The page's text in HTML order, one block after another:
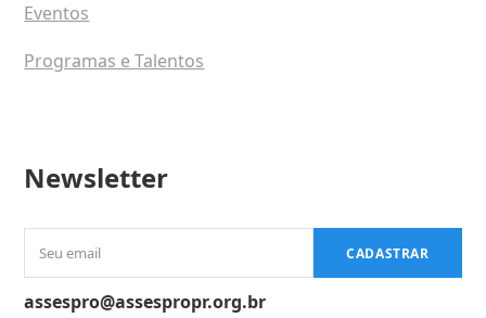
Eventos
Programas e Talentos
Newsletter
email
CADASTRAR
assespro@assespropr.org.br